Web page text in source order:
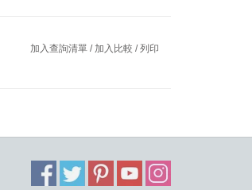
加入查詢清單 / 加入比較 /列印